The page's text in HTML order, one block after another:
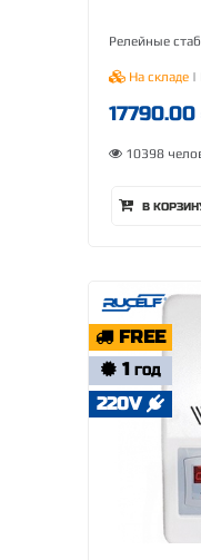
Релейные
На складе |
17790.00
10398
В
FREE
1 ГОД
220V